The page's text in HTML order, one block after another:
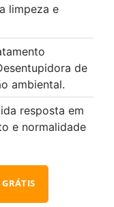
limpeza e
de
ambiental.
resposta em
e normalidade